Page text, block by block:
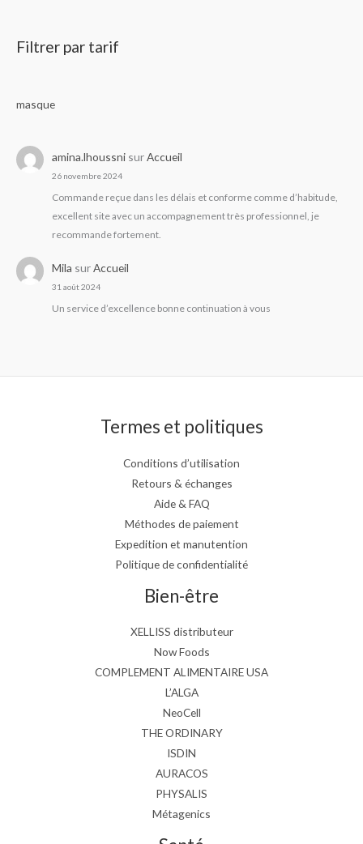
Filtrer par tarif
masque
amina.lhoussni surAccueil
26 novembre 2024
Commande reçue dans les délais et conforme comme d’habitude,
excellent site avec un accompagnement très professionnel, je
recommande fortement.
Mila surAccueil
31 août 2024
Un service d’excellence bonne continuation à vous
Termes et politiques
Conditions d’utilisation
Retours & échanges
Aide & FAQ
Méthodes de paiement
Expedition et manutention
Politique de confidentialité
Bien-être
XELLISS distributeur
Now Foods
COMPLEMENT ALIMENTAIRE USA
L’ALGA
NeoCell
THE ORDINARY
ISDIN
AURACOS
PHYSALIS
Métagenics